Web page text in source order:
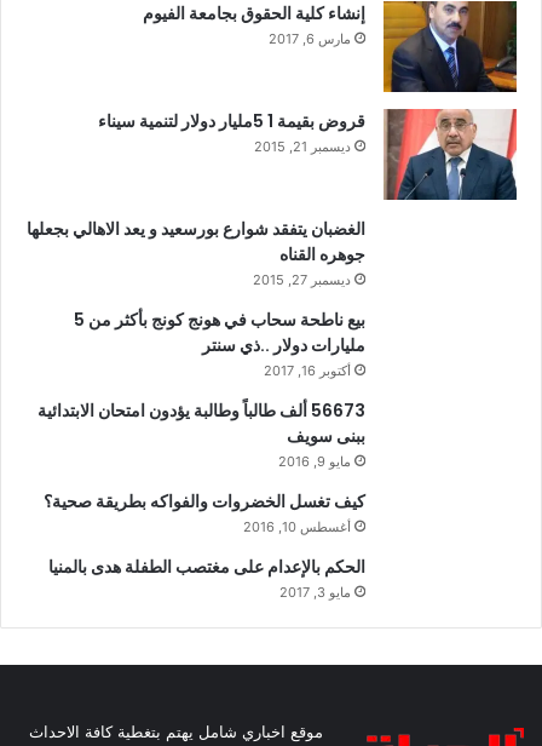
إنشاء كلية الحقوق بجامعة الفيوم
مارس 6, 2017
قروض بقيمة 1 5مليار دولار لتنمية سيناء
ديسمبر 21, 2015
الغضبان يتفقد شوارع بورسعيد و يعد الاهالي بجعلها
جوهره القناه
ديسمبر 27, 2015
بيع ناطحة سحاب في هونج كونج بأكثر من 5
مليارات دولار ..ذي سنتر
أكتوبر 16, 2017
56673 ألف طالباً وطالبة يؤدون امتحان الابتدائية
ببنى سويف
مايو 9, 2016
كيف تغسل الخضروات والفواكه بطريقة صحية؟
أغسطس 10, 2016
الحكم بالإعدام على مغتصب الطفلة هدى بالمنيا
مايو 3, 2017
موقع اخباري شامل يهتم بتغطية كافة الاحداث